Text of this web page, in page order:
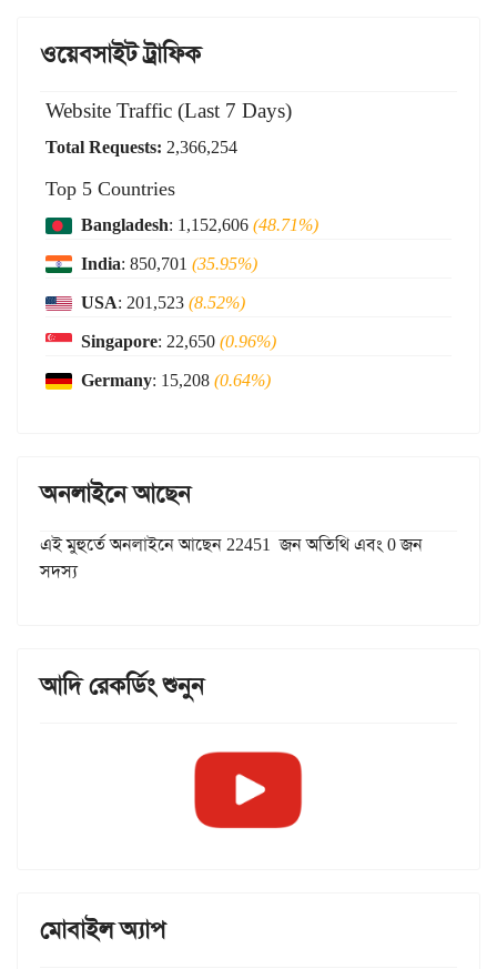
ওয়েবসাইট ট্রাফিক
Website Traffic (Last 7 Days)
Total Requests: 2,366,254
Top 5 Countries
Bangladesh: 1,152,606(48.71%)
India: 850,701 (35.95%)
USA: 201,523(8.52%)
Singapore: 22,650(0.96%)
Germany: 15,208(0.64%)
অনলাইনে আছেন
এই মুহুর্তে অনলাইনে আছেন 22451 জন অতিথি এবং 0 জন
সদস্য
আদি রেকর্ডিং শুনুন
মোবাইল অ্যাপ